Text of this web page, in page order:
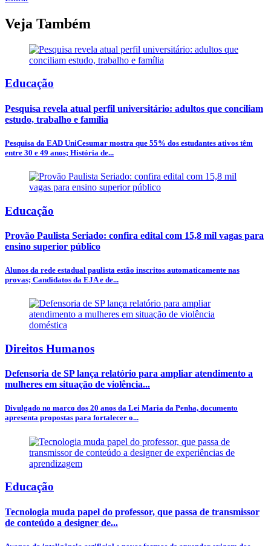
Veja Também
Educação
Pesquisa revela atual perfil universitário: adultos que conciliam
estudo, trabalho e família
Pesquisa da EAD UniCesumar mostra que 55% dos estudantes ativos têm
entre 30 e 49 anos; História de...
Educação
Provão Paulista Seriado: confira edital com 15,8 mil vagas para
ensino superior público
Alunos da rede estadual paulista estão inscritos automaticamente nas
provas; Candidatos da EJA e de...
Direitos Humanos
Defensoria de SP lança relatório para ampliar atendimento a
mulheres em situação de violência...
Divulgado no marco dos 20 anos da Lei Maria da Penha, documento
apresenta propostas para fortalecer o...
Educação
Tecnologia muda papel do professor, que passa de transmissor
de conteúdo a designer de...